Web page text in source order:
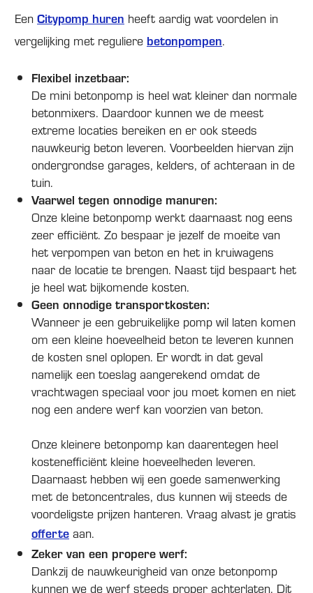
Een Citypomp huren heeft aardig wat voordelen in
vergelijking met reguliere betonpompen.
Flexibel inzetbaar:
De mini betonpomp is heel wat kleiner dan normale
betonmixers. Daardoor kunnen we de meest
extreme locaties bereiken en er ook steeds
nauwkeurig beton leveren. Voorbeelden hiervan zijn
ondergrondse garages, kelders, of achteraan in de
tuin.
Vaarwel tegen onnodige manuren:
Onze kleine betonpomp werkt daarnaast nog eens
zeer efficiënt. Zo bespaar je jezelf de moeite van
het verpompen van beton en het in kruiwagens
naar de locatie te brengen. Naast tijd bespaart het
je heel wat bijkomende kosten.
Geen onnodige transportkosten:
Wanneer je een gebruikelijke pomp wil laten komen
om een kleine hoeveelheid beton te leveren kunnen
de kosten snel oplopen. Er wordt in dat geval
namelijk een toeslag aangerekend omdat de
vrachtwagen speciaal voor jou moet komen en niet
nog een andere werf kan voorzien van beton.
Onze kleinere betonpomp kan daarentegen heel
kostenefficiënt kleine hoeveelheden leveren.
Daarnaast hebben wij een goede samenwerking
met de betoncentrales, dus kunnen wij steeds de
voordeligste prijzen hanteren. Vraag alvast je gratis
offerte aan.
Zeker van een propere werf:
Dankzij de nauwkeurigheid van onze betonpomp
kunnen we de werf steeds proper achterlaten. Dit